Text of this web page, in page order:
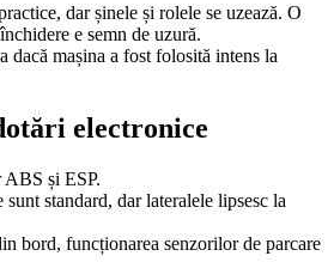
dar șinele și rolele se uzează. O
e semn de uzură.
dacă mașina a fost folosită intens la
electronice
ABS și ESP.
standard, dar lateralele lipsesc la
bord, funcționarea senzorilor de parcare